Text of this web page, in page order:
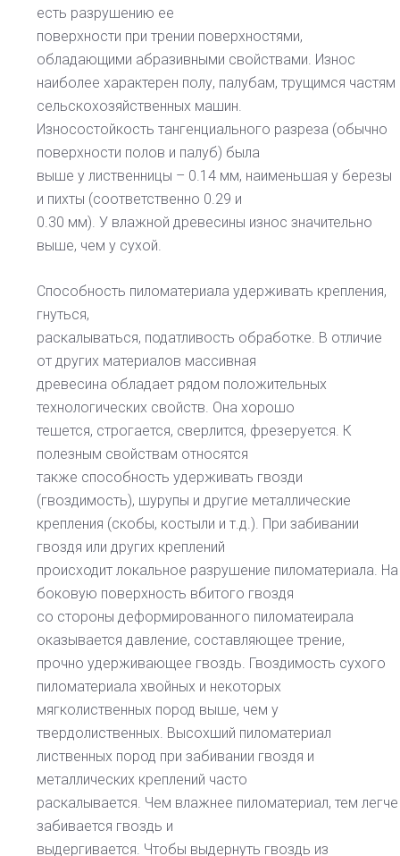
есть разрушению ее
поверхности при трении поверхностями,
обладающими абразивными свойствами. Износ
наиболее характерен полу, палубам, трущимся частям
сельскохозяйственных машин.
Износостойкость тангенциального разреза (обычно
поверхности полов и палуб) была
выше у лиственницы – 0.14 мм, наименьшая у березы
и пихты (соответственно 0.29 и
0.30 мм). У влажной древесины износ значительно
выше, чем у сухой.
Способность пиломатериала удерживать крепления,
гнуться,
раскалываться, податливость обработке. В отличие
от других материалов массивная
древесина обладает рядом положительных
технологических свойств. Она хорошо
тешется, строгается, сверлится, фрезеруется. К
полезным свойствам относятся
также способность удерживать гвозди
(гвоздимость), шурупы и другие металлические
крепления (скобы, костыли и т.д.). При забивании
гвоздя или других креплений
происходит локальное разрушение пиломатериала. На
боковую поверхность вбитого гвоздя
со стороны деформированного пиломатеирала
оказывается давление, составляющее трение,
прочно удерживающее гвоздь. Гвоздимость сухого
пиломатериала хвойных и некоторых
мягколиственных пород выше, чем у
твердолиственных. Высохший пиломатериал
лиственных пород при забивании гвоздя и
металлических креплений часто
раскалывается. Чем влажнее пиломатериал, тем легче
забивается гвоздь и
выдергивается. Чтобы выдернуть гвоздь из